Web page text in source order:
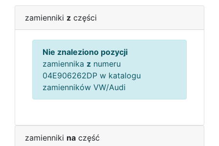
zamienniki z części
Nie znaleziono pozycji
zamiennika z numeru
04E906262DP w katalogu
zamienników VW/Audi
zamienniki na część